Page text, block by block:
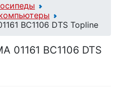
BC1106 DTS Topline
01161 BC1106 DTS